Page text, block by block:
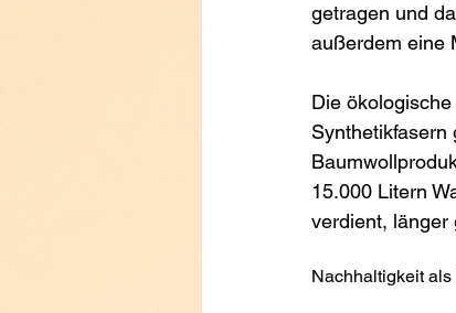
getragen und
außerdem eine
Die
Synthetikfasern
15.000 Litern
verdient, länger
Nachhaltigkeit